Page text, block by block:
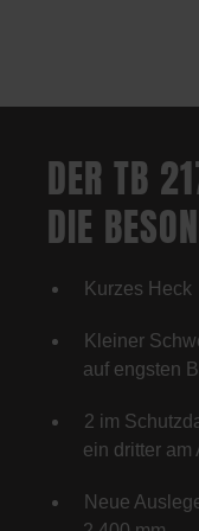
DER TB
DIE
Kurzes Heck
Kleiner
auf engsten
2 im
ein dritter am
Neue